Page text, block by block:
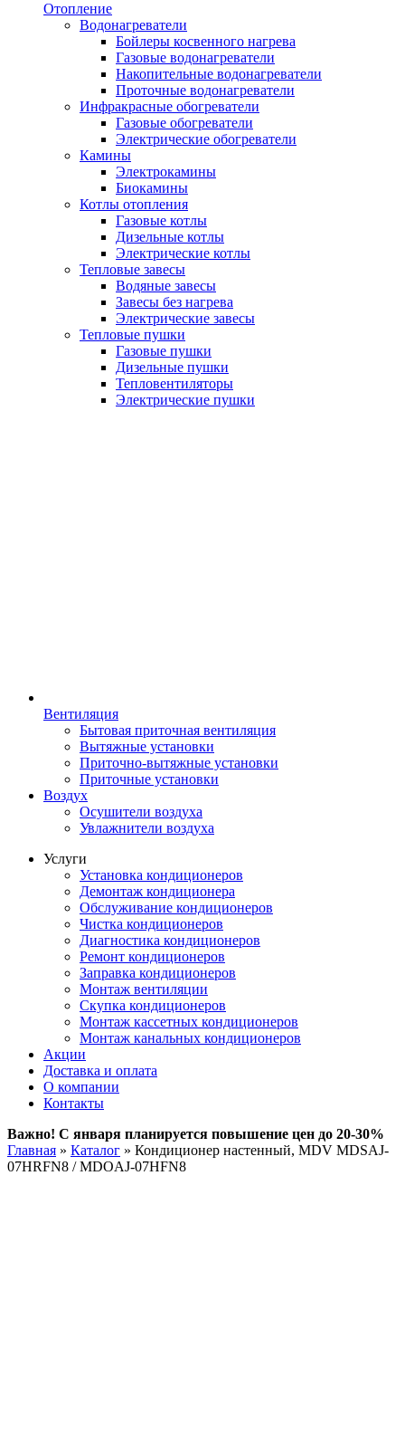
Отопление
Водонагреватели
Бойлеры косвенного нагрева
Газовые водонагреватели
Накопительные водонагреватели
Проточные водонагреватели
Инфракрасные обогреватели
Газовые обогреватели
Электрические обогреватели
Камины
Электрокамины
Биокамины
Котлы отопления
Газовые котлы
Дизельные котлы
Электрические котлы
Тепловые завесы
Водяные завесы
Завесы без нагрева
Электрические завесы
Тепловые пушки
Газовые пушки
Дизельные пушки
Тепловентиляторы
Электрические пушки
Вентиляция
Бытовая приточная вентиляция
Вытяжные установки
Приточно-вытяжные установки
Приточные установки
Воздух
Осушители воздуха
Увлажнители воздуха
Услуги
Установка кондиционеров
Демонтаж кондиционера
Обслуживание кондиционеров
Чистка кондиционеров
Диагностика кондиционеров
Ремонт кондиционеров
Заправка кондиционеров
Монтаж вентиляции
Скупка кондиционеров
Монтаж кассетных кондиционеров
Монтаж канальных кондиционеров
Акции
Доставка и оплата
О компании
Контакты
Важно! С января планируется повышение цен до 20-30%
Главная » Каталог » Кондиционер настенный, MDV MDSAJ-
07HRFN8 / MDOAJ-07HFN8